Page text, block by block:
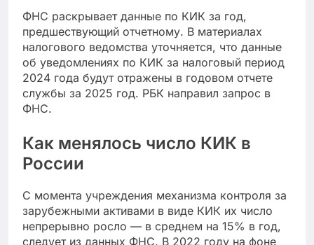
ФНС раскрывает данные по КИК за год,
предшествующий отчетному. В материалах
налогового ведомства уточняется, что данные
об уведомлениях по КИК за налоговый период
2024 года будут отражены в годовом отчете
службы за 2025 год. РБК направил запрос в
ФНС.
Как менялось число КИК в
России
С момента учреждения механизма контроля за
зарубежными активами в виде КИК их число
непрерывно росло — в среднем на 15% в год,
следует из данных ФНС. В 2022 году на фоне